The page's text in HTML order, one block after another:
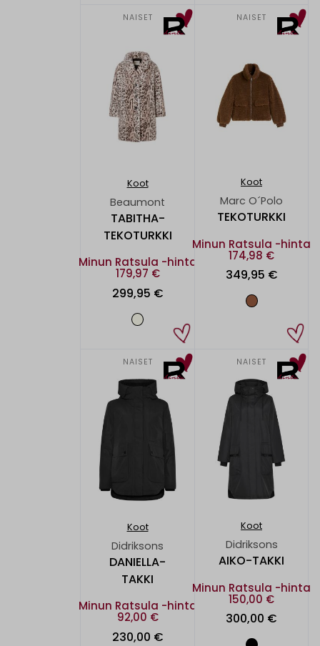
NAISET
Koot
Beaumont
TABITHA-
TEKOTURKKI
Minun Ratsula -hinta
179,97 €
299,95 €
NAISET
Koot
Marc O´Polo
TEKOTURKKI
Minun Ratsula -hinta
174,98 €
349,95 €
NAISET
Koot
Didriksons
DANIELLA-
TAKKI
Minun Ratsula -hinta
92,00 €
230,00 €
NAISET
Koot
Didriksons
AIKO-TAKKI
Minun Ratsula -hinta
150,00 €
300,00 €